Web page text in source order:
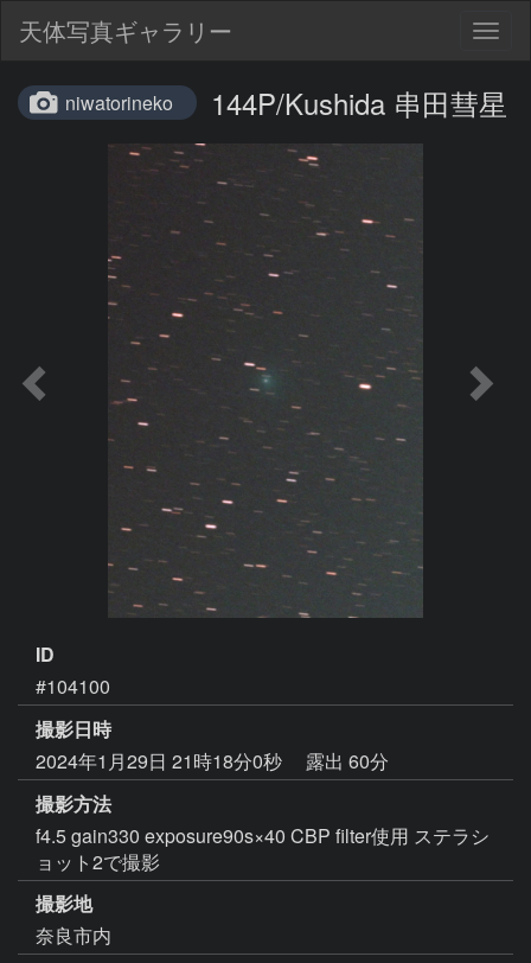
天体写真ギャラリー
niwatorineko 144P/Kushida 串田彗星
ID
#104100
撮影日時
2024年1月29日 21時18分0秒
露出 60分
撮影方法
f4.5 gain330 exposure90s×40 CBP filter使用 ステラシ
ョット2で撮影
撮影地
奈良市内